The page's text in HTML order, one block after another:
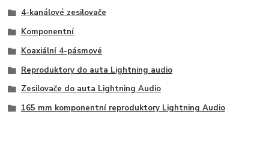
4-kanálové zesilovače
Komponentní
Koaxiální 4-pásmové
Reproduktory do auta Lightning audio
Zesilovače do auta Lightning Audio
165 mm komponentní reproduktory Lightning Audio